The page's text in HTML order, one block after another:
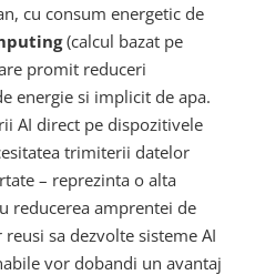
cu consum energetic de
(calcul bazat pe
promit reduceri
energie si implicit de apa.
AI direct pe dispozitivele
trimiterii datelor
– reprezinta o alta
reducerea amprentei de
sa dezvolte sisteme AI
vor dobandi un avantaj